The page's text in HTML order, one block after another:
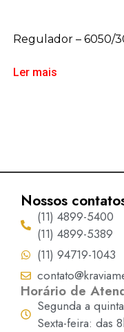
Regulador – 6050/
Ler mais
Nossos
(11) 4899-5400
(11) 4899-5389
(11) 94719-1043
Horário de
Segunda a
Sexta-feira: das